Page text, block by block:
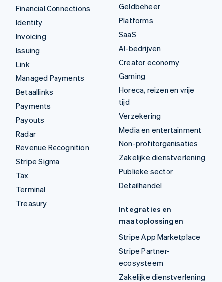
Financial Connections
Identity
Invoicing
Issuing
Link
Managed Payments
Betaallinks
Payments
Payouts
Radar
Revenue Recognition
Stripe Sigma
Tax
Terminal
Treasury
Geldbeheer
Platforms
SaaS
AI-bedrijven
Creator economy
Gaming
Horeca, reizen en vrije
tijd
Verzekering
Media en entertainment
Non-profitorganisaties
Zakelijke dienstverlening
Publieke sector
Detailhandel
Integraties en
maatoplossingen
Stripe App Marketplace
Stripe Partner-
ecosysteem
Zakelijke dienstverlening